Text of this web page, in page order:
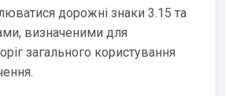
дорожні знаки 3.15 та
визначеними для
загального користування